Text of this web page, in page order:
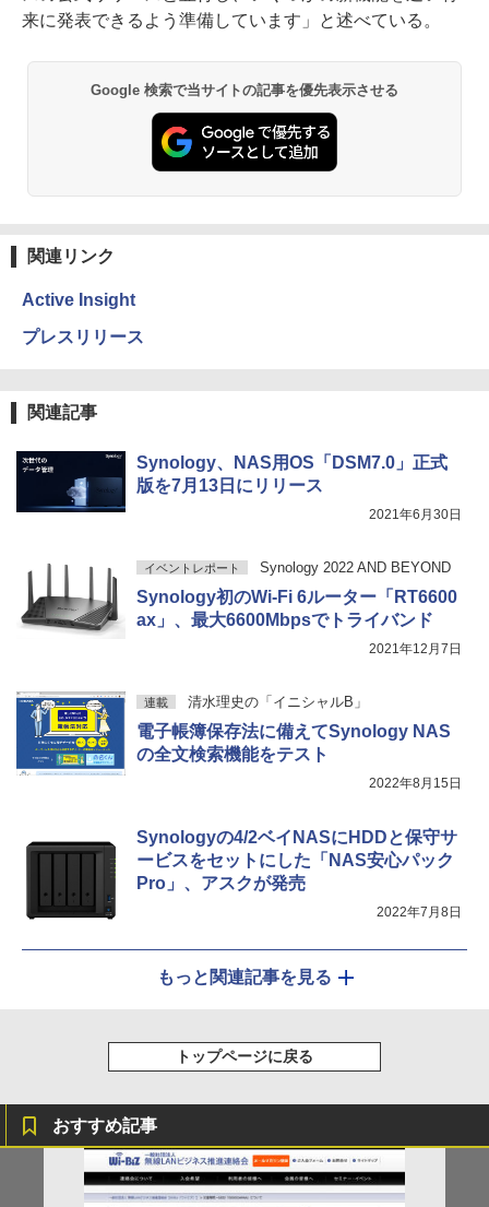
来に発表できるよう準備しています」と述べている。
Google 検索で当サイトの記事を優先表示させる
関連リンク
Active Insight
プレスリリース
関連記事
Synology、NAS用OS「DSM7.0」正式
版を7月13日にリリース
2021年6月30日
イベントレポート Synology 2022 AND BEYOND
Synology初のWi-Fi 6ルーター「RT6600
ax」、最大6600Mbpsでトライバンド
2021年12月7日
連載 清水理史の「イニシャルB」
電子帳簿保存法に備えてSynology NAS
の全文検索機能をテスト
2022年8月15日
Synologyの4/2ベイNASにHDDと保守サ
ービスをセットにした「NAS安心パック
Pro」、アスクが発売
2022年7月8日
もっと関連記事を見る
トップページに戻る
おすすめ記事